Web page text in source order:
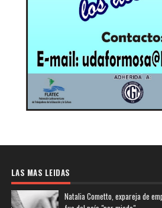
LAS MAS LEIDAS
Natalia Cometto, expareja de